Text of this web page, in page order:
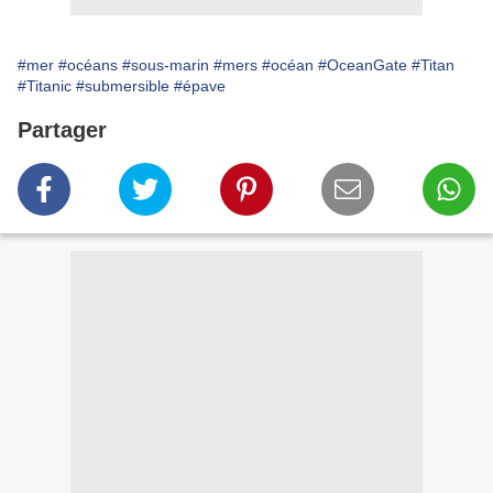
#mer #océans #sous-marin #mers #océan #OceanGate #Titan
#Titanic #submersible #épave
Partager